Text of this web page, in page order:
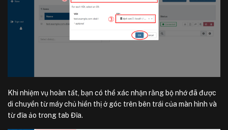
Khi nhiệm vụ hoàn tất, bạn có thể xác nhận rằng bộ nhớ đã được
di chuyển từ máy chủ hiển thị ở góc trên bên trái của màn hình và
từ đĩa ảo trong tab Đĩa.